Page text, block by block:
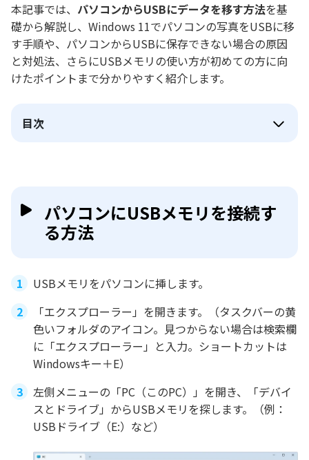
本記事では、 パソコンからUSBにデータを移す方法を基
礎から解説し、Windows 11でパソコンの写真をUSBに移
す手順や、パソコンからUSBに保存できない場合の原因
と対処法、さらにUSBメモリの使い方が初めての方に向
けたポイントまで分かりやすく紹介します。
目次
パソコンにUSBメモリを接続す
る方法
USBメモリをパソコンに挿します。
「エクスプローラー」を開きます。（タスクバーの黄
色いフォルダのアイコン。見つからない場合は検索欄
に「エクスプローラー」と入力。ショートカットは
Windowsキー＋E）
左側メニューの「PC（このPC）」を開き、「デバイ
スとドライブ」からUSBメモリを探します。（例：
USBドライブ（E:）など）